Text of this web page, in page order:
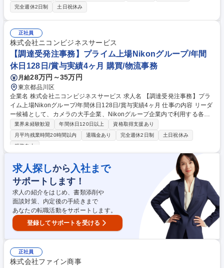
いただきます。 【詳細】・契約書管理、契約書製本、捺印対応、ファイリ
ング、登記簿取得、調書取得・支払業務（各種費用支払、支払管理、請
求・支払データ登録、取引先マスター申請対応）・予算作成及び予実管
理・各種稟議書、報告書作成業務・各種台帳管理、交際費・会議費支払報
告書作成及び月次管理・部内総務庶務全般 など※※配属先によっては上記
の他に担当頂く業務が発生する場合があります。 募集職種 【営業事務】
業務職/三井物産グループ/平均残業時間10H/完全週休2日
完全週休2日制
土日祝休み
正社員
株式会社ニコンビジネスサービス
【調達受発注事務】プライム上場Nikonグループ/年間
休日128日/賞与実績4ヶ月 購買/物流事務
月給28万円～35万円
東京都品川区
企業名 株式会社ニコンビジネスサービス 求人名 【調達受発注事務】プラ
イム上場Nikonグループ/年間休日128日/賞与実績4ヶ月 仕事の内容 リーダ
ー候補として、カメラの大手企業、Nikonグループ企業内で利用する各種
商材の受発注業務全般をお任せいたします。【具体的な業務内容】■依頼
を受ける・見積書作成 ■発注・納品・請求 ■代金回収 など ◎発注受注に関
する一連の業務をお任せします。一連の流れを1人で担当するため、調達
など軽作業もあり、メリハリをつけて働くことができます。◎ゆくゆくは
リーダー候補として以下業務もお任せ予定。 ■チームメンバーの業務支援
■新人育成・指導などマネジメント業務 ■予算計画・管理 募集職種 【調達
受発注事務】プライム上場Nikonグループ/年間休日128日/賞与実績4ヶ月
業界未経験歓迎 年間休日120日以上
資格取得支援あり
月平均残業時間20時間以内
退職金あり 完全週休2日制
土日祝休み
服装自由
求人探しから 入社まで
サポートします！
求人の紹介をはじめ、書類添削や
面談対策、内定後の手続きまで
あなたの転職活動をサポートします。
登録してサポートを受ける
正社員
株式会社ファイン商事